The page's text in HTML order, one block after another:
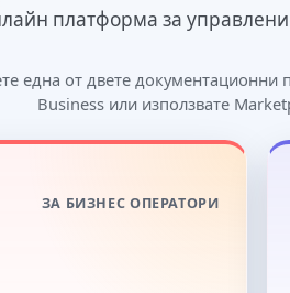
платформа за
една от двете документационни
Business или използвате
ЗА БИЗНЕС ОПЕРАТОРИ